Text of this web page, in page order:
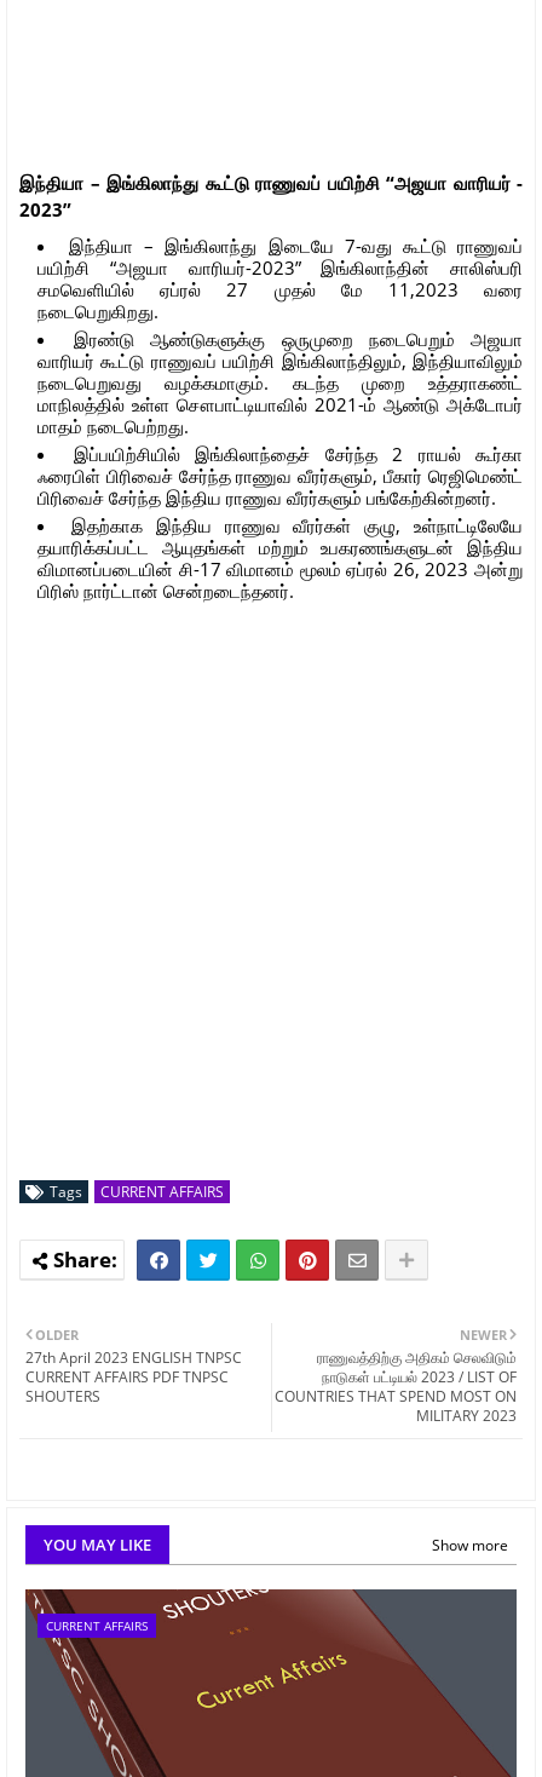
இந்தியா – இங்கிலாந்து கூட்டு ராணுவப் பயிற்சி “அஜயா வாரியர் -
2023”
இந்தியா – இங்கிலாந்து இடையே 7-வது கூட்டு ராணுவப்
பயிற்சி “அஜயா வாரியர்-2023” இங்கிலாந்தின் சாலிஸ்பரி
சமவெளியில் ஏப்ரல் 27 முதல் மே 11,2023 வரை
நடைபெறுகிறது.
இரண்டு ஆண்டுகளுக்கு ஒருமுறை நடைபெறும் அஜயா
வாரியர் கூட்டு ராணுவப் பயிற்சி இங்கிலாந்திலும், இந்தியாவிலும்
நடைபெறுவது வழக்கமாகும். கடந்த முறை உத்தராகண்ட்
மாநிலத்தில் உள்ள சௌபாட்டியாவில் 2021-ம் ஆண்டு அக்டோபர்
மாதம் நடைபெற்றது.
இப்பயிற்சியில் இங்கிலாந்தைச் சேர்ந்த 2 ராயல் கூர்கா
ஃரைபிள் பிரிவைச் சேர்ந்த ராணுவ வீரர்களும், பீகார் ரெஜிமெண்ட்
பிரிவைச் சேர்ந்த இந்திய ராணுவ வீரர்களும் பங்கேற்கின்றனர்.
இதற்காக இந்திய ராணுவ வீரர்கள் குழு, உள்நாட்டிலேயே
தயாரிக்கப்பட்ட ஆயுதங்கள் மற்றும் உபகரணங்களுடன் இந்திய
விமானப்படையின் சி-17 விமானம் மூலம் ஏப்ரல் 26, 2023 அன்று
பிரிஸ் நார்ட்டான் சென்றடைந்தனர்.
Tags CURRENT AFFAIRS
NEWER
ராணுவத்திற்கு அதிகம் செலவிடும்
நாடுகள் பட்டியல் 2023 / LIST OF
COUNTRIES THAT SPEND MOST ON
MILITARY 2023
OLDER
27th April 2023 ENGLISH TNPSC
CURRENT AFFAIRS PDF TNPSC
SHOUTERS
YOU MAY LIKE Show more
CURRENT AFFAIRS